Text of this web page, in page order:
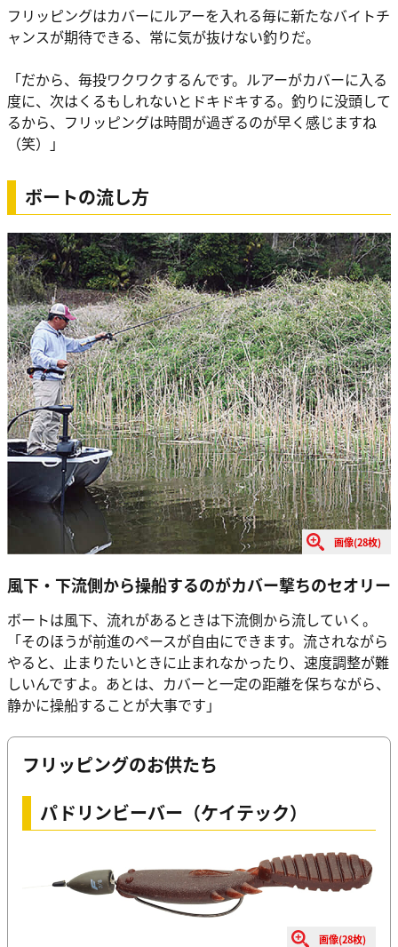
フリッピングはカバーにルアーを入れる毎に新たなバイトチ
ャンスが期待できる、常に気が抜けない釣りだ。
「だから、毎投ワクワクするんです。ルアーがカバーに入る
度に、次はくるもしれないとドキドキする。釣りに没頭して
るから、フリッピングは時間が過ぎるのが早く感じますね
（笑）」
ボートの流し方
画像(28枚)
風下・下流側から操船するのがカバー撃ちのセオリー
ボートは風下、流れがあるときは下流側から流していく。
「そのほうが前進のペースが自由にできます。流されながら
やると、止まりたいときに止まれなかったり、速度調整が難
しいんですよ。あとは、カバーと一定の距離を保ちながら、
静かに操船することが大事です」
フリッピングのお供たち
パドリンビーバー（ケイテック）
画像(28枚)